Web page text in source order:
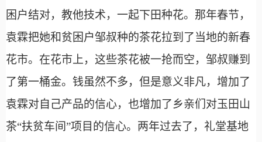
困户结对，教他技术，一起下田种花。那年春节，
袁霖把她和贫困户邹叔种的茶花拉到了当地的新春
花市。在花市上，这些茶花被一抢而空，邹叔赚到
了第一桶金。钱虽然不多，但是意义非凡，增加了
袁霖对自己产品的信心，也增加了乡亲们对玉田山
茶“扶贫车间”项目的信心。两年过去了，礼堂基地